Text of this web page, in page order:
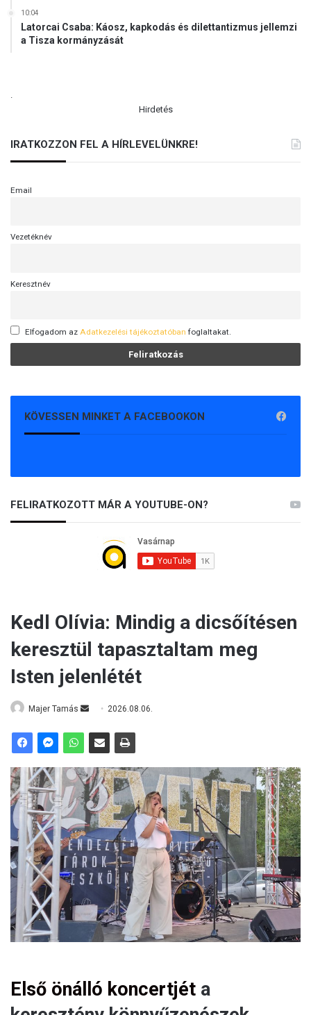
10:04
Latorcai Csaba: Káosz, kapkodás és dilettantizmus jellemzi
a Tisza kormányzását
Hirdetés
IRATKOZZON FEL A HÍRLEVELÜNKRE!
Email
Vezetéknév
Keresztnév
Elfogadom az Adatkezelési tájékoztatóban foglaltakat.
KÖVESSEN MINKET A FACEBOOKON
FELIRATKOZOTT MÁR A YOUTUBE-ON?